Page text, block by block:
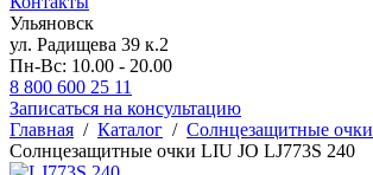
Ульяновск
ул. Радищева 39 к.2
Пн-Вс: 10.00 - 20.00
8 800 600 25 11
Записаться на консультацию
Главная / Каталог / Солнцезащитные очки
Солнцезащитные очки LIU JO LJ773S 240